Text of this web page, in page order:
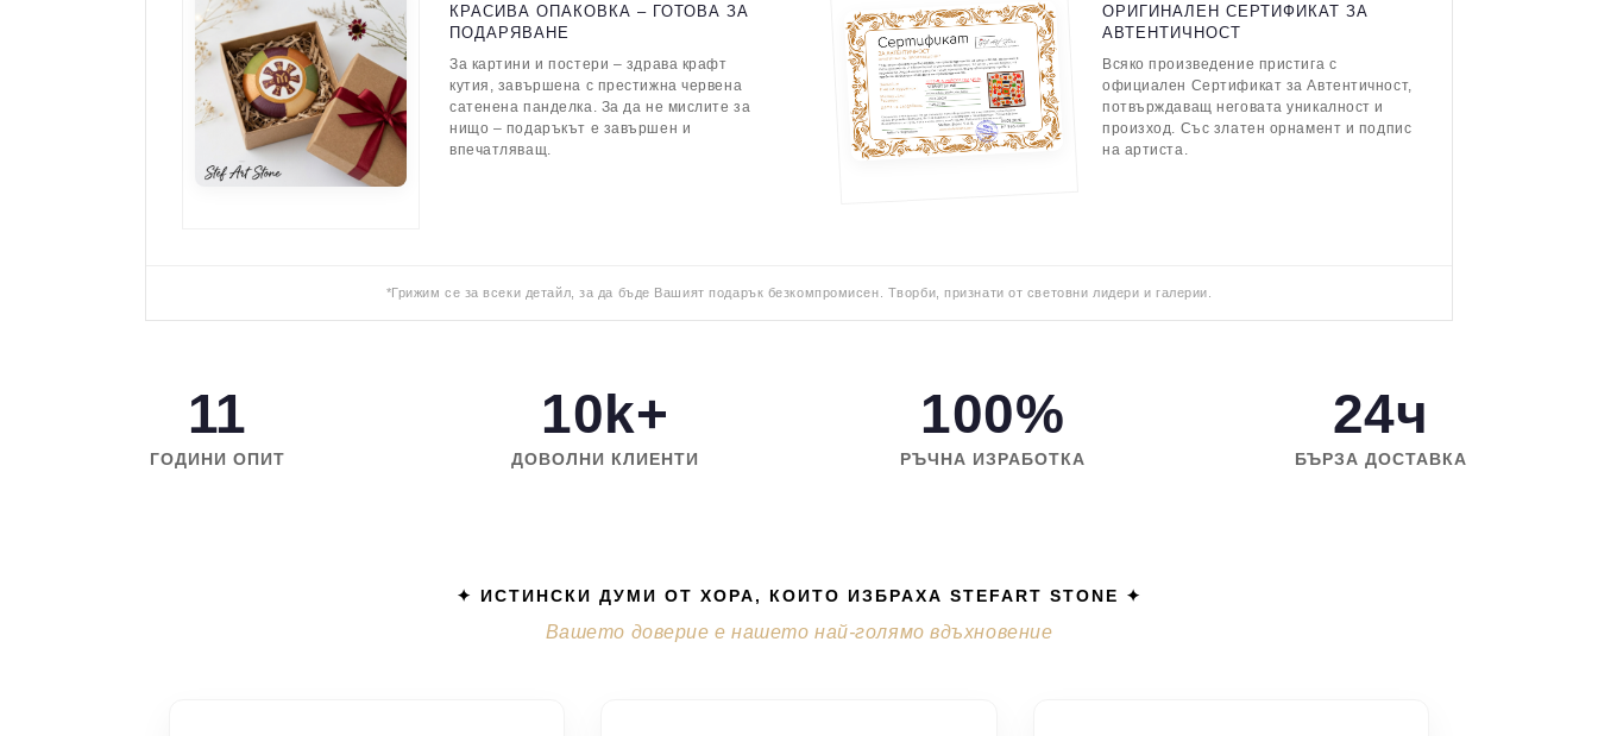
КРАСИВА ОПАКОВКА – ГОТОВА ЗА
ПОДАРЯВАНЕ
За картини и постери – здрава крафт
кутия, завършена с престижна червена
сатенена панделка. За да не мислите за
нищо – подаръкът е завършен и
впечатляващ.
ОРИГИНАЛЕН СЕРТИФИКАТ ЗА
АВТЕНТИЧНОСТ
Всяко произведение пристига с
официален Сертификат за Автентичност,
потвърждаващ неговата уникалност и
произход. Със златен орнамент и подпис
на артиста.
*Грижим се за всеки детайл, за да бъде Вашият подарък безкомпромисен. Творби, признати от световни лидери и галерии.
11
ГОДИНИ ОПИТ
10k+
ДОВОЛНИ КЛИЕНТИ
100%
РЪЧНА ИЗРАБОТКА
24ч
БЪРЗА ДОСТАВКА
✦ ИСТИНСКИ ДУМИ ОТ ХОРА, КОИТО ИЗБРАХА STEFART STONE ✦
Вашето доверие е нашето най-голямо вдъхновение